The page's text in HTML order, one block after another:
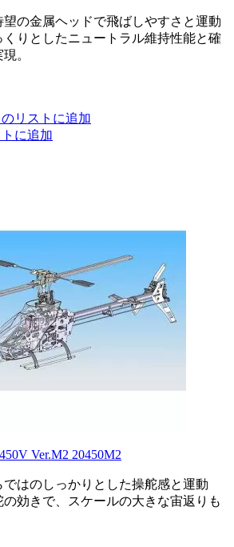
望の金属ヘッドで飛ばしやすさと運動
りとしたニュートラル維持性能と確
。
リストに追加
に追加
Ver.M2 20450M2
はのしっかりとした操舵感と運動
効きで、スケールの大きな宙返りも